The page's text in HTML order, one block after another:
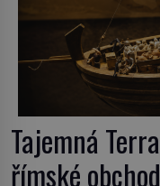
Tajemná
římské